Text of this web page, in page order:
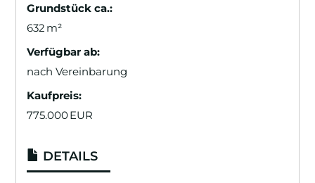
Grund­stück ca.:
632 m²
Verfügbar ab:
nach Vereinbarung
Kaufpreis:
775.000 EUR
DETAILS